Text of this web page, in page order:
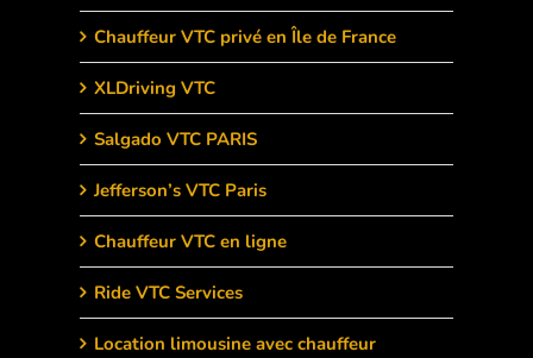
Chauffeur VTC privé en Île de France
XLDriving VTC
Salgado VTC PARIS
Jefferson’s VTC Paris
Chauffeur VTC en ligne
Ride VTC Services
Location limousine avec chauffeur